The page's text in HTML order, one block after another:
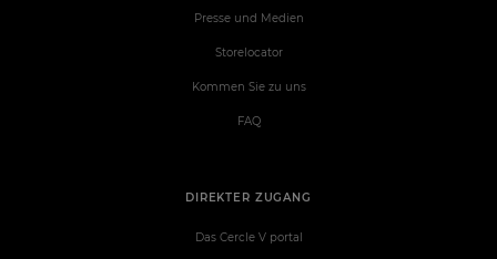
DIREKTER ZUGANG
Das Cercle V portal
Presse und Medien
Storelocator
Kommen Sie zu uns
FAQ